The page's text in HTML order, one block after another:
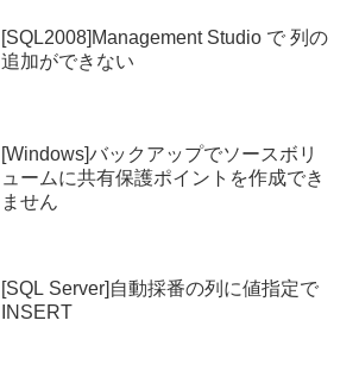
[SQL2008]Management Studio で 列の
追加ができない
[Windows]バックアップでソースボリ
ュームに共有保護ポイントを作成でき
ません
[SQL Server]自動採番の列に値指定で
INSERT